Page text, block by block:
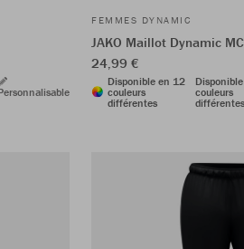
FEMMES DYNAMIC
JAKO Maillot Dynamic
24,99 €
Disponible en 12
couleurs
différentes
couleurs
différentes